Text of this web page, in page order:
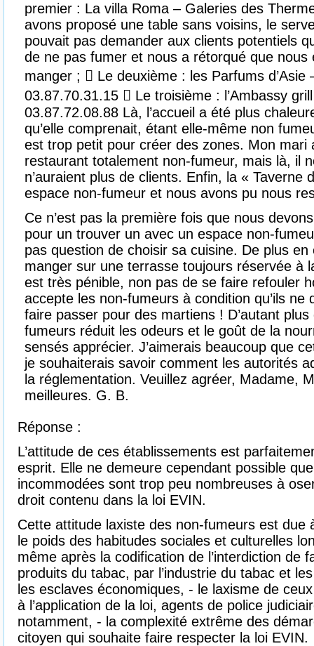
premier : La villa Roma – Galeries des
avons proposé une table sans voisins, le
pouvait pas demander aux clients potentiels
de ne pas fumer et nous a rétorqué que nous
manger ;  Le deuxième : les Parfums d’Asie
03.87.70.31.15  Le troisième : l’Ambassy
03.87.72.08.88 Là, l’accueil a été plus
qu’elle comprenait, étant elle-même non
est trop petit pour créer des zones. Mon mari
restaurant totalement non-fumeur, mais là, il
n’auraient plus de clients. Enfin, la « Taverne
espace non-fumeur et nous avons pu nous
Ce n’est pas la première fois que nous
pour un trouver un avec un espace non-
pas question de choisir sa cuisine. De plus
manger sur une terrasse toujours réservée à
est très pénible, non pas de se faire refouler
accepte les non-fumeurs à condition qu’ils
faire passer pour des martiens ! D’autant
fumeurs réduit les odeurs et le goût de la
sensés apprécier. J’aimerais beaucoup que
je souhaiterais savoir comment les autorités
la réglementation. Veuillez agréer, Madame,
meilleures. G. B.
Réponse :
L’attitude de ces établissements est
esprit. Elle ne demeure cependant possible
incommodées sont trop peu nombreuses à
droit contenu dans la loi EVIN.
Cette attitude laxiste des non-fumeurs est due
le poids des habitudes sociales et culturelles
même après la codification de l’interdiction de
produits du tabac, par l’industrie du tabac et
les esclaves économiques, - le laxisme de
à l’application de la loi, agents de police
notamment, - la complexité extrême des
citoyen qui souhaite faire respecter la loi EVIN.